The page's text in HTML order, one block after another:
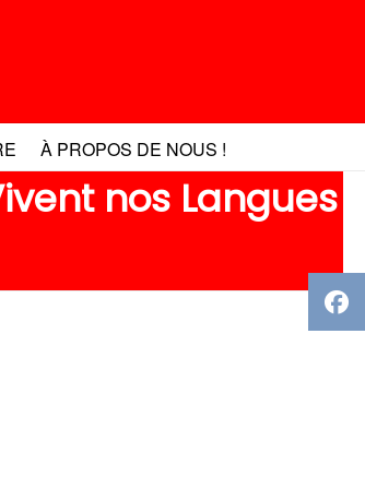
À PROPOS DE NOUS !
nos Langues